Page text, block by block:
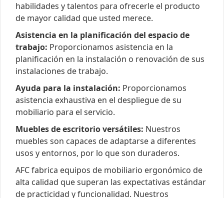
habilidades y talentos para ofrecerle el producto
de mayor calidad que usted merece.
Asistencia en la planificación del espacio de
trabajo: Proporcionamos asistencia en la
planificación en la instalación o renovación de sus
instalaciones de trabajo.
Ayuda para la instalación: Proporcionamos
asistencia exhaustiva en el despliegue de su
mobiliario para el servicio.
Muebles de escritorio versátiles: Nuestros
muebles son capaces de adaptarse a diferentes
usos y entornos, por lo que son duraderos.
AFC fabrica equipos de mobiliario ergonómico de
alta calidad que superan las expectativas estándar
de practicidad y funcionalidad. Nuestros